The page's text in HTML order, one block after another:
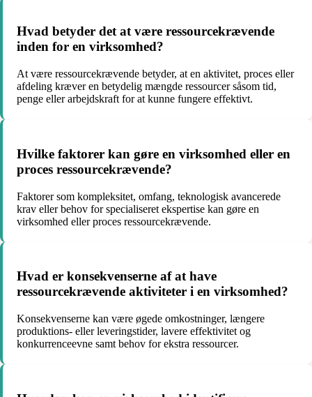
Hvad betyder det at være ressourcekrævende
inden for en virksomhed?
At være ressourcekrævende betyder, at en aktivitet, proces eller
afdeling kræver en betydelig mængde ressourcer såsom tid,
penge eller arbejdskraft for at kunne fungere effektivt.
Hvilke faktorer kan gøre en virksomhed eller en
proces ressourcekrævende?
Faktorer som kompleksitet, omfang, teknologisk avancerede
krav eller behov for specialiseret ekspertise kan gøre en
virksomhed eller proces ressourcekrævende.
Hvad er konsekvenserne af at have
ressourcekrævende aktiviteter i en virksomhed?
Konsekvenserne kan være øgede omkostninger, længere
produktions- eller leveringstider, lavere effektivitet og
konkurrenceevne samt behov for ekstra ressourcer.